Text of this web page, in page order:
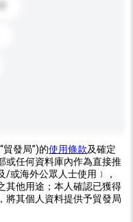
發局”)的使用條款及確定
或任何資料庫內作為直接推
/或海外公眾人士使用﹞，
其他用途；本人確認已獲得
將其個人資料提供予貿發局